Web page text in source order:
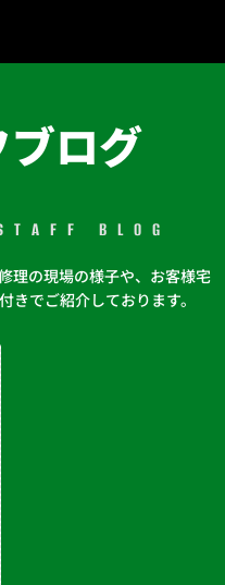
ログ
BLOG
理の現場の様子や、お客様宅
きでご紹介しております。